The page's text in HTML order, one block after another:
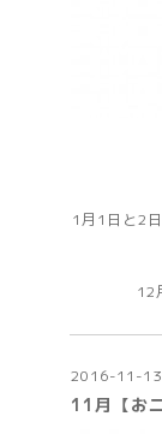
1月1日と2
12
2016-11-
11月【お